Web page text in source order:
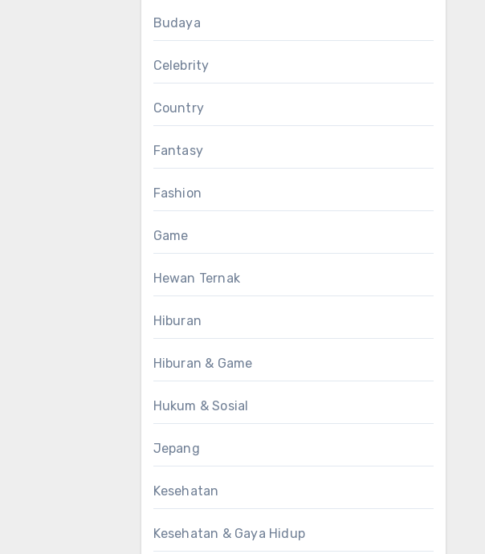
Budaya
Celebrity
Country
Fantasy
Fashion
Game
Hewan Ternak
Hiburan
Hiburan & Game
Hukum & Sosial
Jepang
Kesehatan
Kesehatan & Gaya Hidup